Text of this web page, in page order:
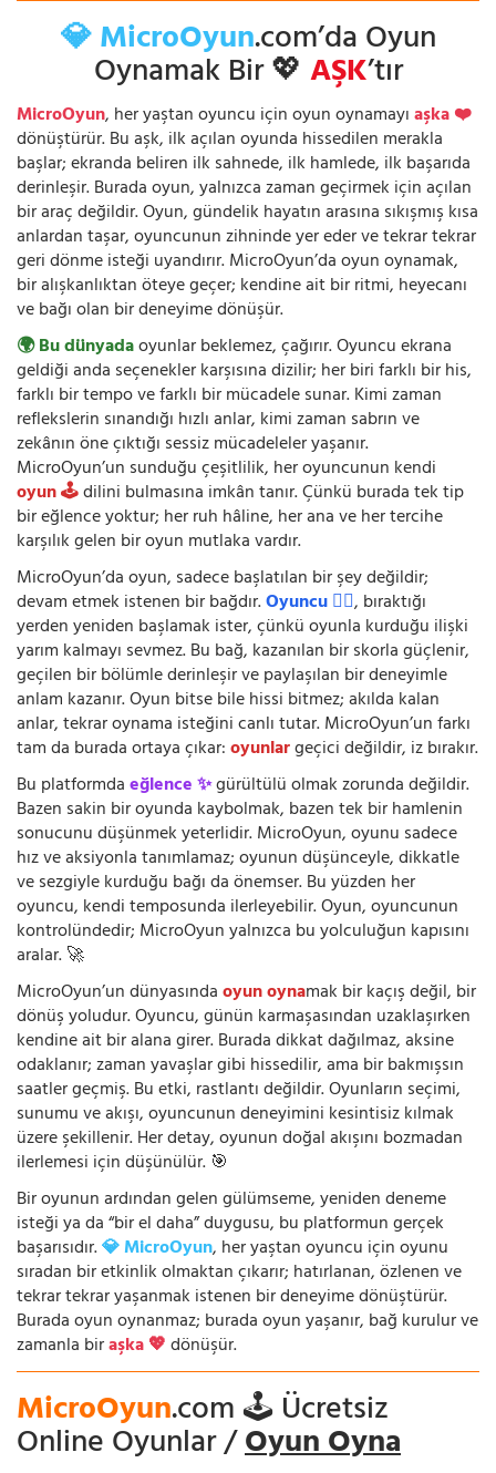
💎 MicroOyun.com’da Oyun
Oynamak Bir 💖AŞK’tır
MicroOyun, her yaştan oyuncu için oyun oynamayıaşka ❤️
dönüştürür. Bu aşk, ilk açılan oyunda hissedilen merakla
başlar; ekranda beliren ilk sahnede, ilk hamlede, ilk başarıda
derinleşir. Burada oyun, yalnızca zaman geçirmek için açılan
bir araç değildir. Oyun, gündelik hayatın arasına sıkışmış kısa
anlardan taşar, oyuncunun zihninde yer eder ve tekrar tekrar
geri dönme isteği uyandırır. MicroOyun’da oyun oynamak,
bir alışkanlıktan öteye geçer; kendine ait bir ritmi, heyecanı
ve bağı olan bir deneyime dönüşür.
🌍 Bu dünyadaoyunlar beklemez, çağırır. Oyuncu ekrana
geldiği anda seçenekler karşısına dizilir; her biri farklı bir his,
farklı bir tempo ve farklı bir mücadele sunar. Kimi zaman
reflekslerin sınandığı hızlı anlar, kimi zaman sabrın ve
zekânın öne çıktığı sessiz mücadeleler yaşanır.
MicroOyun’un sunduğu çeşitlilik, her oyuncunun kendi
oyun 🕹️dilini bulmasına imkân tanır. Çünkü burada tek tip
bir eğlence yoktur; her ruh hâline, her ana ve her tercihe
karşılık gelen bir oyun mutlaka vardır.
MicroOyun’da oyun, sadece başlatılan bir şey değildir;
devam etmek istenen bir bağdır.Oyuncu 🧍‍♂️, bıraktığı
yerden yeniden başlamak ister, çünkü oyunla kurduğu ilişki
yarım kalmayı sevmez. Bu bağ, kazanılan bir skorla güçlenir,
geçilen bir bölümle derinleşir ve paylaşılan bir deneyimle
anlam kazanır. Oyun bitse bile hissi bitmez; akılda kalan
anlar, tekrar oynama isteğini canlı tutar. MicroOyun’un farkı
tam da burada ortaya çıkar:oyunlargeçici değildir, iz bırakır.
Bu platformdaeğlence ✨gürültülü olmak zorunda değildir.
Bazen sakin bir oyunda kaybolmak, bazen tek bir hamlenin
sonucunu düşünmek yeterlidir. MicroOyun, oyunu sadece
hız ve aksiyonla tanımlamaz; oyunun düşünceyle, dikkatle
ve sezgiyle kurduğu bağı da önemser. Bu yüzden her
oyuncu, kendi temposunda ilerleyebilir. Oyun, oyuncunun
kontrolündedir; MicroOyun yalnızca bu yolculuğun kapısını
aralar. 🚀
MicroOyun’un dünyasındaoyun oynamak bir kaçış değil, bir
dönüş yoludur. Oyuncu, günün karmaşasından uzaklaşırken
kendine ait bir alana girer. Burada dikkat dağılmaz, aksine
odaklanır; zaman yavaşlar gibi hissedilir, ama bir bakmışsın
saatler geçmiş. Bu etki, rastlantı değildir. Oyunların seçimi,
sunumu ve akışı, oyuncunun deneyimini kesintisiz kılmak
üzere şekillenir. Her detay, oyunun doğal akışını bozmadan
ilerlemesi için düşünülür. 🎯
Bir oyunun ardından gelen gülümseme, yeniden deneme
isteği ya da “bir el daha” duygusu, bu platformun gerçek
başarısıdır.💎 MicroOyun, her yaştan oyuncu için oyunu
sıradan bir etkinlik olmaktan çıkarır; hatırlanan, özlenen ve
tekrar tekrar yaşanmak istenen bir deneyime dönüştürür.
Burada oyun oynanmaz; burada oyun yaşanır, bağ kurulur ve
zamanla biraşka 💖dönüşür.
MicroOyun.com 🕹️ Ücretsiz
Online Oyunlar /Oyun Oyna